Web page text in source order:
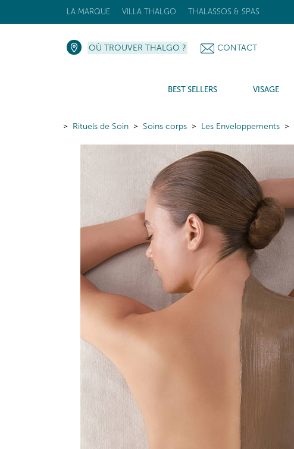
LA MARQUE VILLA THALGO THALASSOS & SPAS
OÙ TROUVER THALGO ? CONTACT
BEST SELLERS VISAGE
Rituels de Soin Soins corps Les Enveloppements